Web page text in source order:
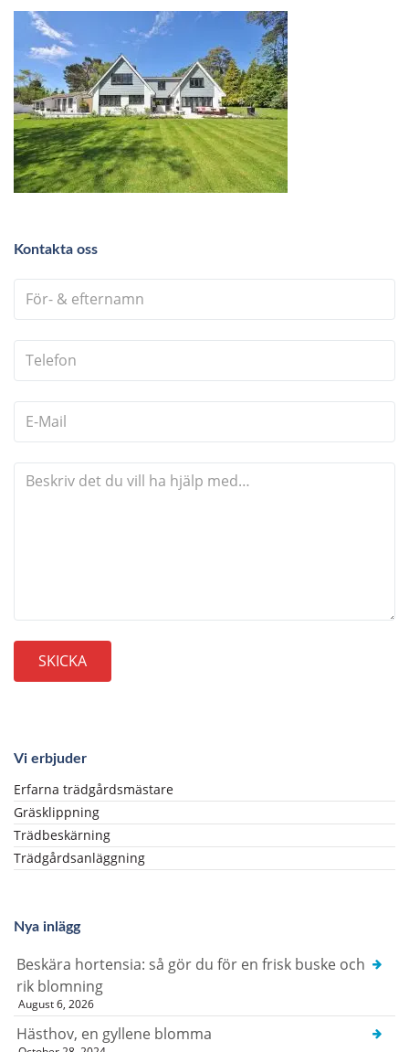
Kontakta oss
Vi erbjuder
Erfarna trädgårdsmästare
Gräsklippning
Trädbeskärning
Trädgårdsanläggning
Nya inlägg
Beskära hortensia: så gör du för en frisk buske och
rik blomning
August 6, 2026
Hästhov, en gyllene blomma